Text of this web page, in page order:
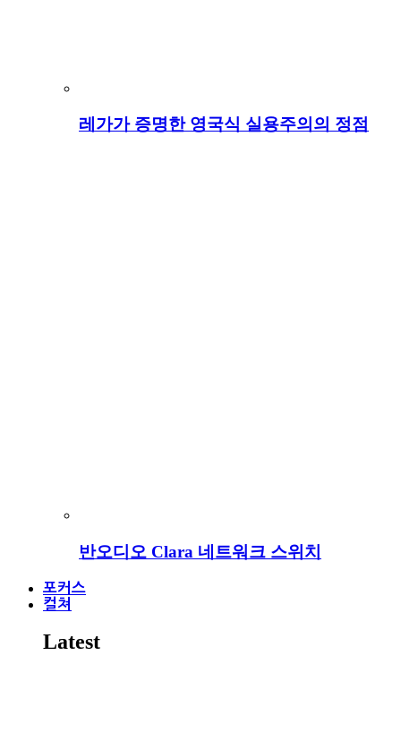
레가가 증명한 영국식 실용주의의 정점
반오디오 Clara 네트워크 스위치
포커스
컬쳐
Latest